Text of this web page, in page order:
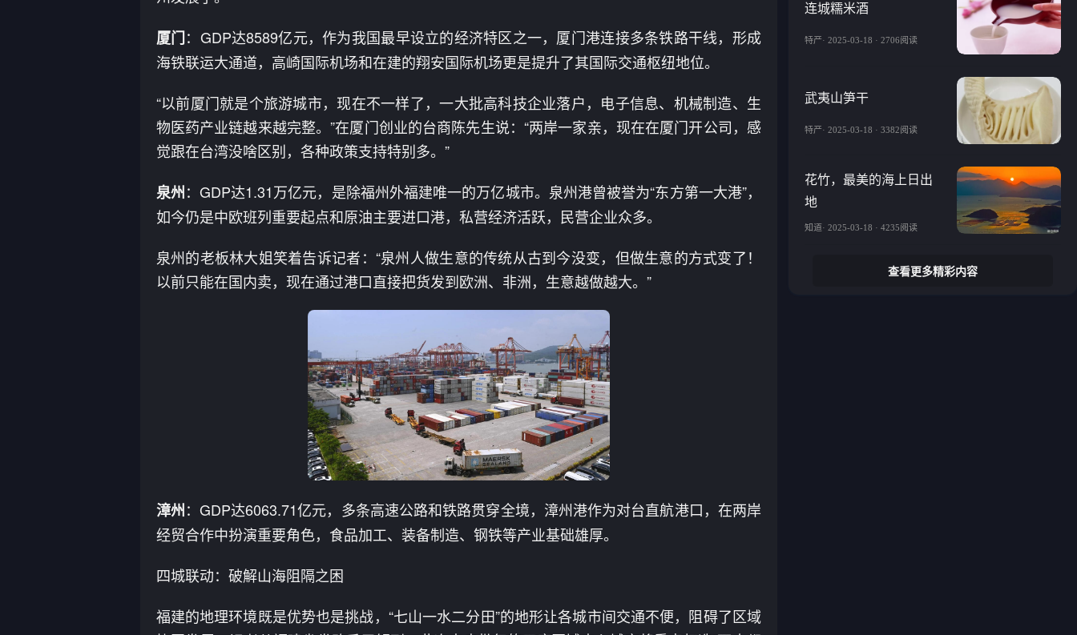
厦门：GDP达8589亿元，作为我国最早设立的经济特区之一，厦门港连接多条铁路干线，形成
海铁联运大通道，高崎国际机场和在建的翔安国际机场更是提升了其国际交通枢纽地位。
“以前厦门就是个旅游城市，现在不一样了，一大批高科技企业落户，电子信息、机械制造、生
物医药产业链越来越完整。”在厦门创业的台商陈先生说：“两岸一家亲，现在在厦门开公司，感
觉跟在台湾没啥区别，各种政策支持特别多。”
泉州：GDP达1.31万亿元，是除福州外福建唯一的万亿城市。泉州港曾被誉为“东方第一大港”，
如今仍是中欧班列重要起点和原油主要进口港，私营经济活跃，民营企业众多。
泉州的老板林大姐笑着告诉记者：“泉州人做生意的传统从古到今没变，但做生意的方式变了！
以前只能在国内卖，现在通过港口直接把货发到欧洲、非洲，生意越做越大。”
漳州：GDP达6063.71亿元，多条高速公路和铁路贯穿全境，漳州港作为对台直航港口，在两岸
经贸合作中扮演重要角色，食品加工、装备制造、钢铁等产业基础雄厚。
四城联动：破解山海阻隔之困
福建的地理环境既是优势也是挑战，“七山一水二分田”的地形让各城市间交通不便，阻碍了区域
连城糯米酒
特产· 2025-03-18 · 2706阅读
武夷山笋干
特产· 2025-03-18 · 3382阅读
花竹，最美的海上日出
地
知道· 2025-03-18 · 4235阅读
查看更多精彩内容